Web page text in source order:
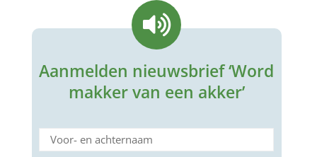
Aanmelden nieuwsbrief ‘Word
makker van een akker’